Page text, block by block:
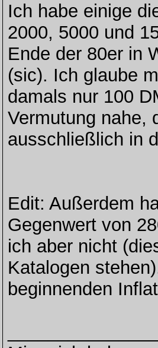
Ich habe einige
2000, 5000 und
Ende der 80er in
(sic). Ich glaube
damals nur 100
Vermutung nahe,
ausschließlich in
Edit: Außerdem
Gegenwert von
ich aber nicht
Katalogen
beginnenden